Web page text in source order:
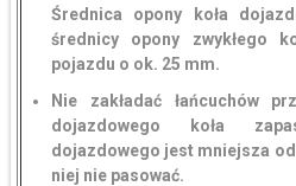
Średnica opony koła
średnicy opony zwykłego
pojazdu o ok. 25 mm.
Nie zakładać łańcuchów
dojazdowego koła
dojazdowego jest mniejsza od
niej nie pasować.